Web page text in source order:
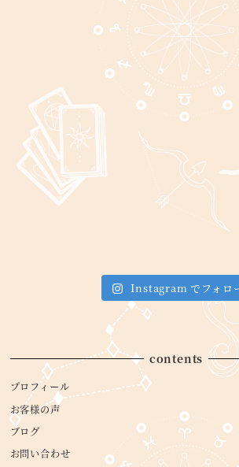
Instagram でフォロ
contents
プロフィール
お客様の声
ブログ
お問い合わせ